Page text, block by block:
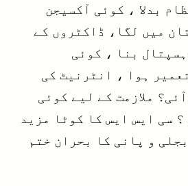
بدلا ، کوئی آکسیجن
میں لگا، ڈاکٹروں کے
بنا ، کوئی
ہوا ، انٹرنیٹ کی
ملازمت کے لیے کوئی
؟ سی ایس ایس کا کوٹا مزید
و پانی کا بحران ختم